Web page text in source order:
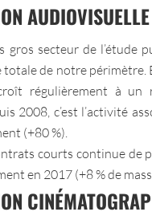
AUDIOVISUELLE
gros secteur de l’étude
totale de notre
croît régulièrement à
2008, c’est l’activité
(+80 %).
courts continue
en 2017 (+8 % de